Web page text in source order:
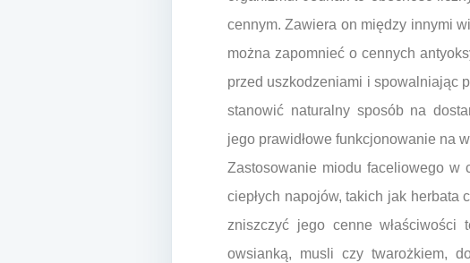
cennym. Zawiera on między innymi
można zapomnieć o cennych
przed uszkodzeniami i spowalniając
stanowić naturalny sposób na
jego prawidłowe funkcjonowanie na
Zastosowanie miodu faceliowego w
ciepłych napojów, takich jak herbata
zniszczyć jego cenne właściwości
owsianką, musli czy twarożkiem,